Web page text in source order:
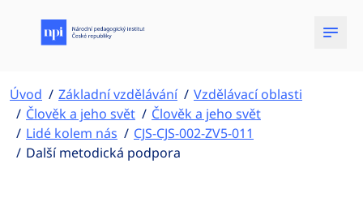
Úvod Základní vzdělávání
Vzdělávací oblasti
Člověk a jeho svět
Člověk a jeho svět
Lidé kolem nás
CJS-CJS-002-ZV5-011
Další metodická podpora